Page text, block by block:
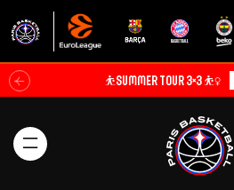
⛹️SUMMER TOUR 3×3 ⛹️‍♀️